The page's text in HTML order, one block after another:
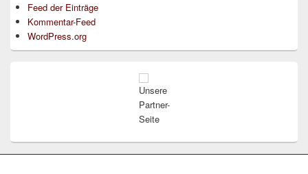
Feed der Einträge
Kommentar-Feed
WordPress.org
Unsere
Partner-
Seite